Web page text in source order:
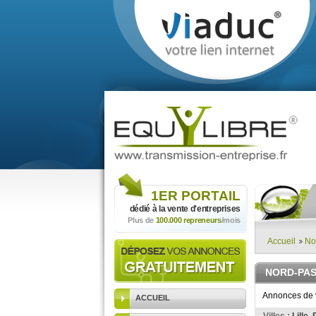
1ER PORTAIL
dédié à la vente d'entreprises
Plus de 100.000 repreneurs/mois
ACCUEIL
Accueil
NORD-
Annonces de